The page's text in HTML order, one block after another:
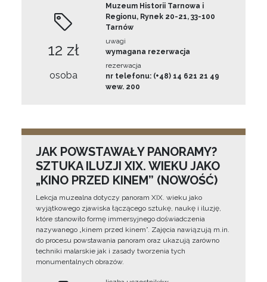
12 zł
osoba
Muzeum Historii Tarnowa i
Regionu, Rynek 20-21, 33-100
Tarnów
uwagi
wymagana rezerwacja
rezerwacja
nr telefonu: (+48) 14 621 21 49
wew. 200
JAK POWSTAWAŁY PANORAMY?
SZTUKA ILUZJI XIX. WIEKU JAKO
„KINO PRZED KINEM” (NOWOŚĆ)
Lekcja muzealna dotyczy panoram XIX. wieku jako
wyjątkowego zjawiska łączącego sztukę, naukę i iluzję,
które stanowiło formę immersyjnego doświadczenia
nazywanego „kinem przed kinem”. Zajęcia nawiązują m.in.
do procesu powstawania panoram oraz ukazują zarówno
techniki malarskie jak i zasady tworzenia tych
monumentalnych obrazów.